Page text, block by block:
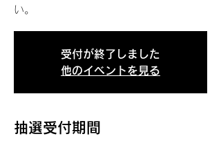
い。
受付が終了しました
他のイベントを見る
抽選受付期間